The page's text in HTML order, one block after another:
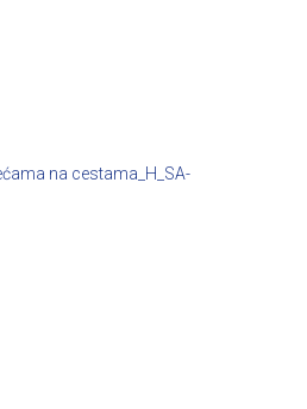
na cestama_H_SA-